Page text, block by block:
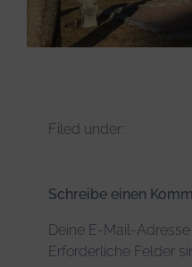
Filed under:
Schreibe einen
Deine E-Mail-
Erforderliche Felder